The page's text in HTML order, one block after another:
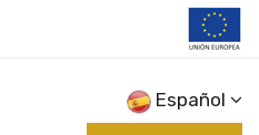
Español